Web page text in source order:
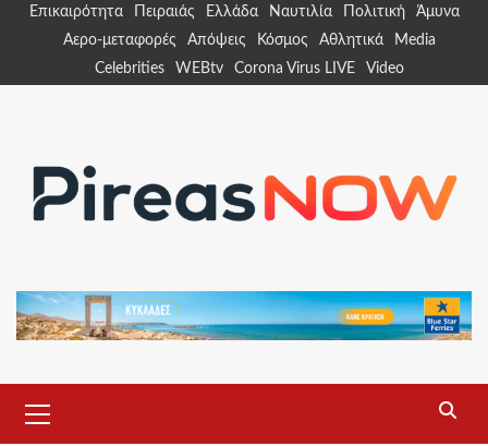
Επικαιρότητα Πειραιάς Ελλάδα Ναυτιλία Πολιτική
Άμυνα
Αερο-μεταφορές
Απόψεις Κόσμος Αθλητικά
Media
Celebrities
WEBtv Corona Virus LIVE Video
Menu